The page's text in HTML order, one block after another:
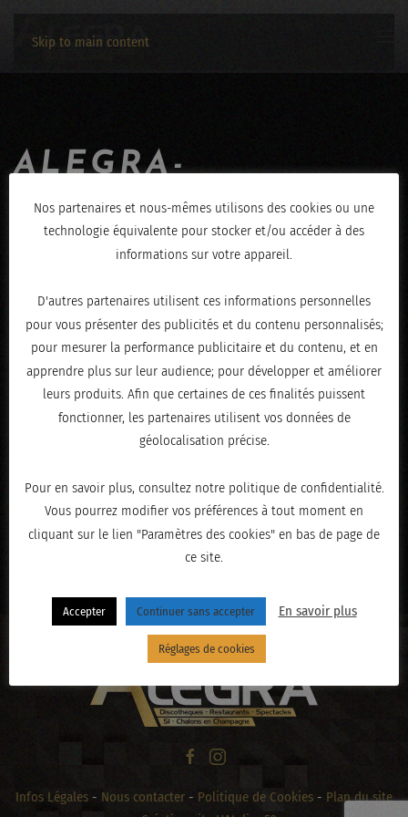
Skip to main content
ALEGRA-
JEROME_HENRY-
29062019-IMG_1489
Infos Légales - Nous contacter - Politique de Cookies - Plan du site
Nos partenaires et nous-mêmes utilisons des cookies ou une
technologie équivalente pour stocker et/ou accéder à des
informations sur votre appareil.
D'autres partenaires utilisent ces informations personnelles
pour vous présenter des publicités et du contenu personnalisés;
pour mesurer la performance publicitaire et du contenu, et en
apprendre plus sur leur audience; pour développer et améliorer
leurs produits. Afin que certaines de ces finalités puissent
fonctionner, les partenaires utilisent vos données de
géolocalisation précise.
Pour en savoir plus, consultez notre politique de confidentialité.
Vous pourrez modifier vos préférences à tout moment en
cliquant sur le lien "Paramètres des cookies" en bas de page de
ce site.
Accepter Continuer sans accepter En savoir plus
Réglages de cookies